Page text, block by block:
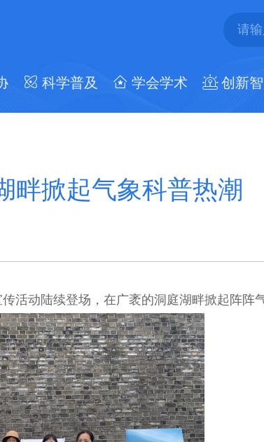
科学普及 学会学术 创新
掀起气象科普热潮
动陆续登场，在广袤的洞庭湖畔掀起阵阵气